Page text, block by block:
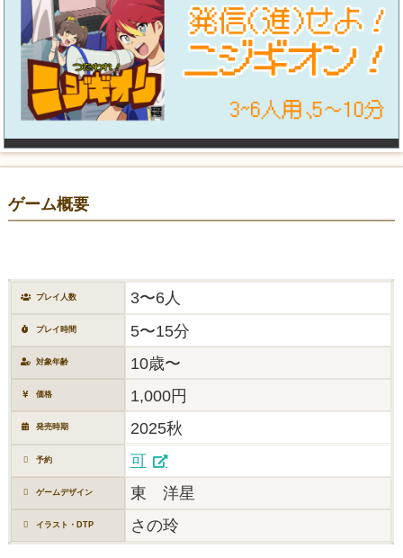
ゲーム概要
プレイ人数 3〜6人
プレイ時間 5〜15分
対象年齢 10歳〜
価格 1,000円
発売時期 2025秋
予約 可
ゲームデザイン 東 洋星
イラスト・DTP さの玲